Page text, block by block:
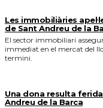
Les immobiliàries
de Sant Andreu de la
El sector immobiliari
immediat en el mercat del
termini.
Una dona resulta ferida
Andreu de la Barca